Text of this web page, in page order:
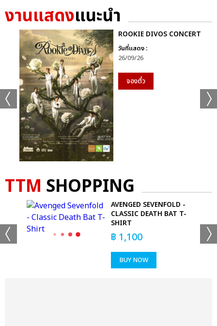
งานแสดงแนะนำ
ROOKIE DIVOS CONCERT
วันที่แสดง :
26/09/26
จองตั๋ว
TTM SHOPPING
AVENGED SEVENFOLD -
CLASSIC DEATH BAT T-
SHIRT
฿ 1,100
BUY NOW